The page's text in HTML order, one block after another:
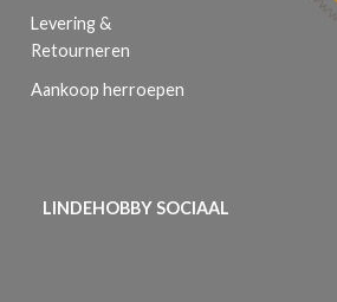
Levering &
Retourneren
Aankoop herroepen
LINDEHOBBY SOCIAAL